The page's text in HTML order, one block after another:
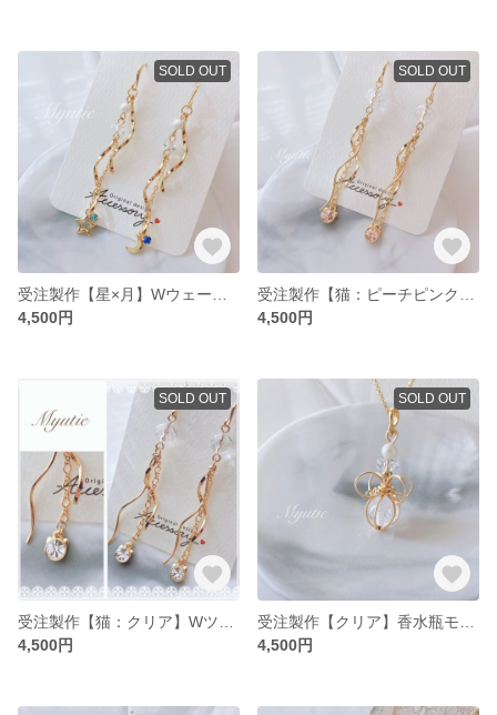
SOLD OUT
4,500円
SOLD OUT
4,500円
SOLD OUT
4,500円
SOLD OUT
4,500円